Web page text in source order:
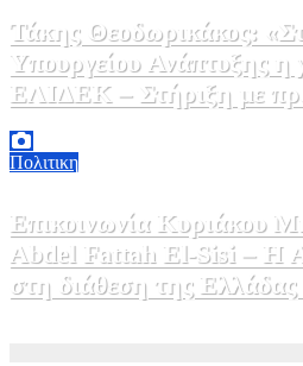
Τάκης Θεοδωρικάκος:
Υπουργείου Ανάπτυξης η
ΕΛΙΔΕΚ – Στήριξη με
καινοτομία»
Πολιτικη
Επικοινωνία Κυριάκου
Abdel Fattah El-Sisi – Η
στη διάθεση της Ελλάδας